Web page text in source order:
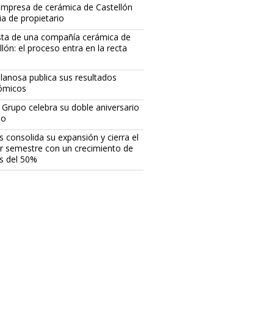
de cerámica de Castellón
de propietario
de una compañía cerámica de
el proceso entra en la recta
publica sus resultados
Grupo celebra su doble aniversario
consolida su expansión y cierra el
semestre con un crecimiento de
del 50%